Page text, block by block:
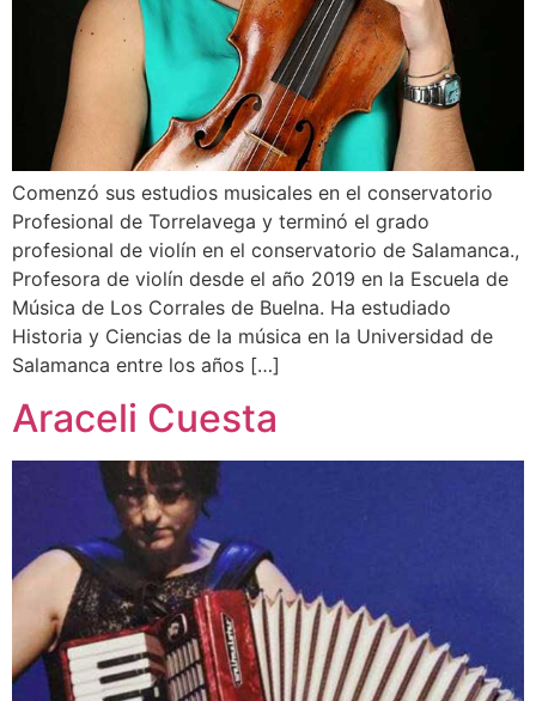
Comenzó sus estudios musicales en el conservatorio
Profesional de Torrelavega y terminó el grado
profesional de violín en el conservatorio de Salamanca.,
Profesora de violín desde el año 2019 en la Escuela de
Música de Los Corrales de Buelna. Ha estudiado
Historia y Ciencias de la música en la Universidad de
Salamanca entre los años […]
Araceli Cuesta